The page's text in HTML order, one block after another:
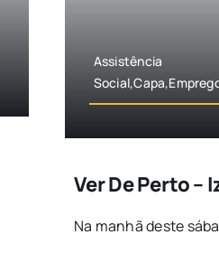
Assistência
Ver De Perto –
Na manhã deste